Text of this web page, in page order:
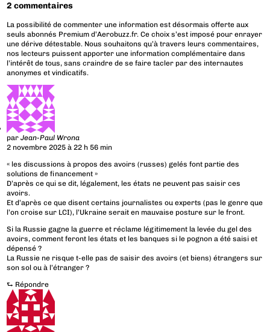
2 commentaires
La possibilité de commenter une information est désormais offerte aux
seuls abonnés Premium d’Aerobuzz.fr. Ce choix s’est imposé pour enrayer
une dérive détestable. Nous souhaitons qu’à travers leurs commentaires,
nos lecteurs puissent apporter une information complémentaire dans
l’intérêt de tous, sans craindre de se faire tacler par des internautes
anonymes et vindicatifs.
parJean-Paul Wrona
2 novembre 2025 à 22 h 56 min
« les discussions à propos des avoirs (russes) gelés font partie des
solutions de financement »
D’après ce qui se dit, légalement, les états ne peuvent pas saisir ces
avoirs.
Et d’après ce que disent certains journalistes ou experts (pas le genre que
l’on croise sur LCI), l’Ukraine serait en mauvaise posture sur le front.
Si la Russie gagne la guerre et réclame légitimement la levée du gel des
avoirs, comment feront les états et les banques si le pognon a été saisi et
dépensé ?
La Russie ne risque t-elle pas de saisir des avoirs (et biens) étrangers sur
son sol ou à l’étranger ?
⮑ Répondre